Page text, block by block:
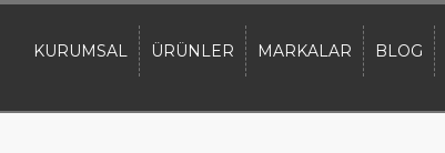
KURUMSAL ÜRÜNLER MARKALAR BLOG